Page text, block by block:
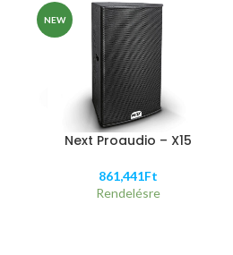
NEW
Next Proaudio – X15
861,441Ft
Rendelésre